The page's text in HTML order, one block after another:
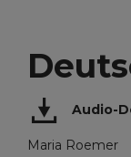
Audio-
Maria Roemer